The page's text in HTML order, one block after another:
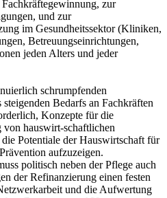
zur
und zur
im Gesundheitssektor (Kliniken,
Betreuungseinrichtungen,
jeden Alters und jeder
schrumpfenden
Bedarfs an Fachkräften
Konzepte für die
hauswirt-schaftlichen
Potentiale der Hauswirtschaft für
aufzuzeigen.
politisch neben der Pflege auch
der Refinanzierung einen festen
und die Aufwertung